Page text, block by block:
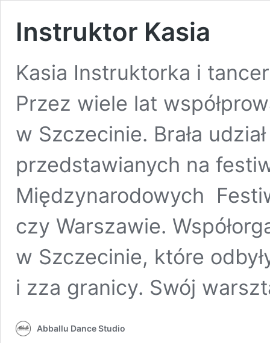
Instruktor Kasia
Kasia Instruktorka i
Przez wiele lat
w Szczecinie. Brała
przedstawianych na
Międzynarodowych
czy Warszawie.
w Szczecinie, które
i zza granicy. Swój
Abballu Dance Studio